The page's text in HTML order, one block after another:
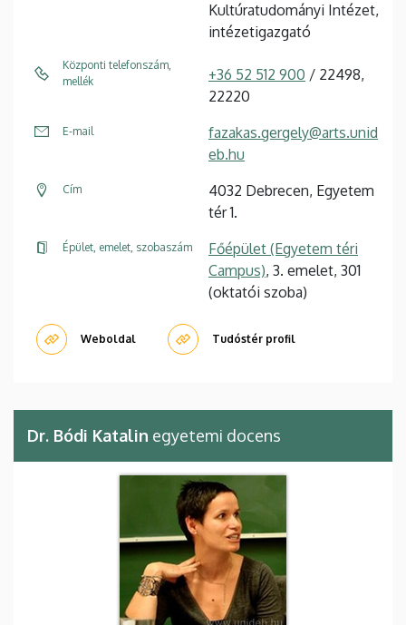
Kultúratudományi Intézet,
intézetigazgató
Központi telefonszám,
mellék
+36 52 512 900 / 22498,
22220
E-mail
fazakas.gergely@arts.unid
eb.hu
Cím
4032 Debrecen, Egyetem
tér 1.
Épület, emelet, szobaszám
Főépület (Egyetem téri
Campus), 3. emelet, 301
(oktatói szoba)
Weboldal Tudóstér profil
Dr. Bódi Katalin egyetemi docens